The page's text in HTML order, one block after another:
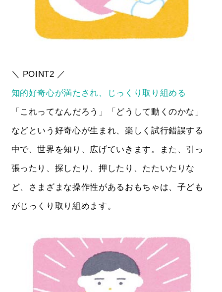
＼ POINT2 ／
知的好奇心が満たされ、じっくり取り組める
「これってなんだろう」「どうして動くのかな」
などという好奇心が生まれ、楽しく試行錯誤する
中で、世界を知り、広げていきます。また、引っ
張ったり、探したり、押したり、たたいたりな
ど、さまざまな操作性があるおもちゃは、子ども
がじっくり取り組めます。